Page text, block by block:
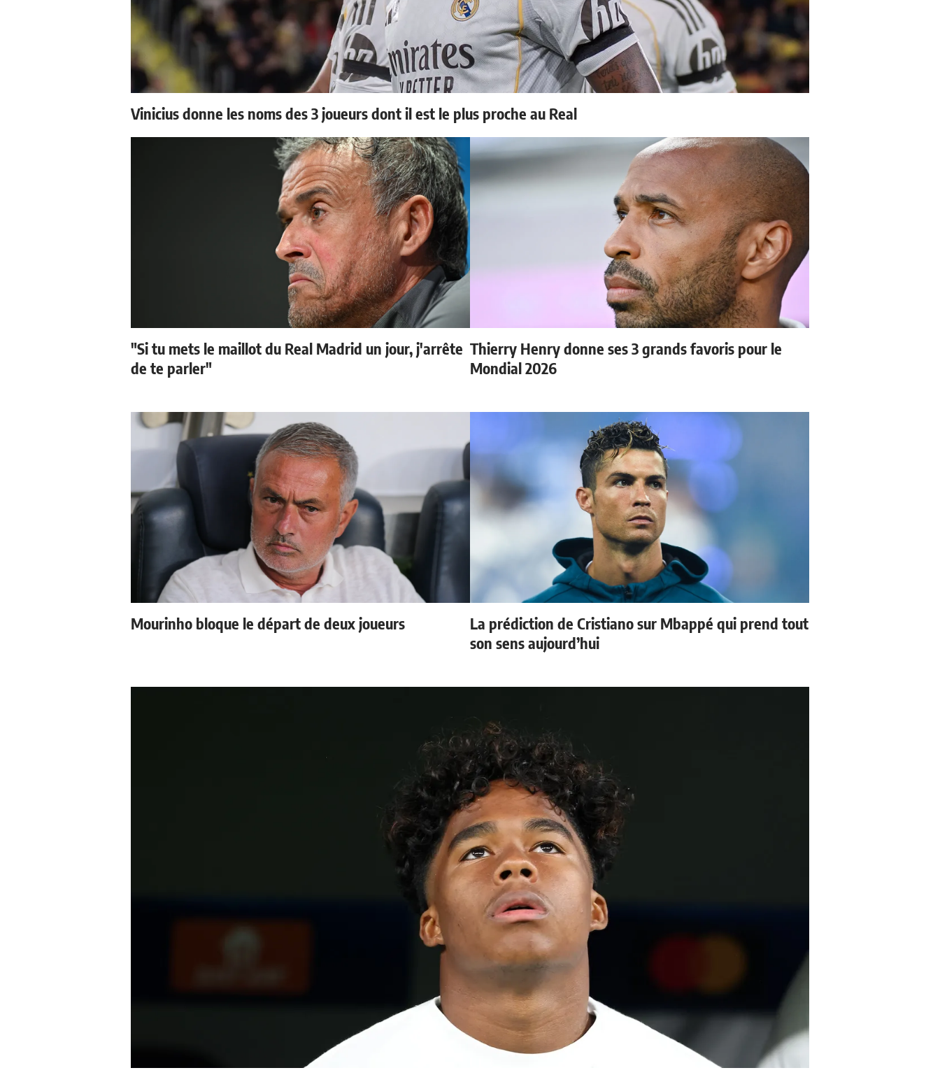
Vinicius donne les noms des 3 joueurs dont il est le plus proche au Real
"Si tu mets le maillot du Real Madrid un jour, j'arrête
de te parler"
Thierry Henry donne ses 3 grands favoris pour le
Mondial 2026
Mourinho bloque le départ de deux joueurs
La prédiction de Cristiano sur Mbappé qui prend tout
son sens aujourd’hui